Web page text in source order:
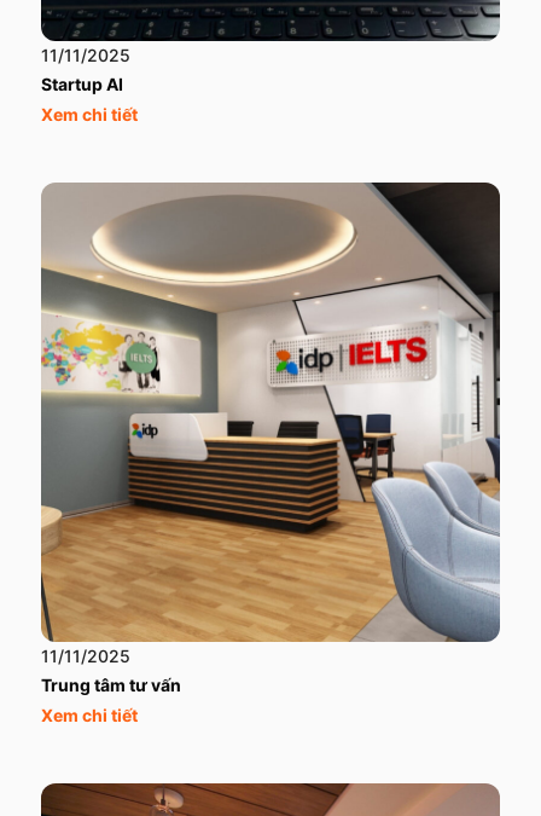
11/11/2025
Startup AI
Xem chi tiết
11/11/2025
Trung tâm tư vấn
Xem chi tiết